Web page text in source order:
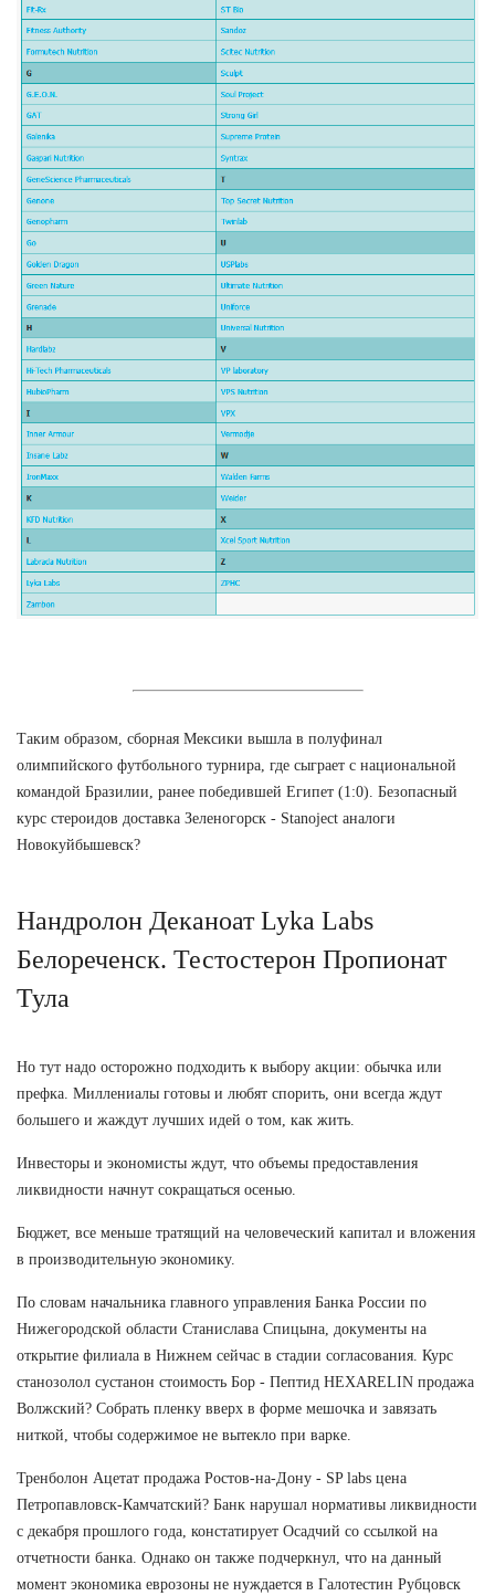
Таким образом, сборная Мексики вышла в полуфинал
олимпийского футбольного турнира, где сыграет с национальной
командой Бразилии, ранее победившей Египет (1:0). Безопасный
курс стероидов доставка Зеленогорск - Stanoject аналоги
Новокуйбышевск?
Нандролон Деканоат Lyka Labs
Белореченск. Тестостерон Пропионат
Тула
Но тут надо осторожно подходить к выбору акции: обычка или
префка. Миллениалы готовы и любят спорить, они всегда ждут
большего и жаждут лучших идей о том, как жить.
Инвесторы и экономисты ждут, что объемы предоставления
ликвидности начнут сокращаться осенью.
Бюджет, все меньше тратящий на человеческий капитал и вложения
в производительную экономику.
По словам начальника главного управления Банка России по
Нижегородской области Станислава Спицына, документы на
открытие филиала в Нижнем сейчас в стадии согласования. Курс
станозолол сустанон стоимость Бор - Пептид HEXARELIN продажа
Волжский? Собрать пленку вверх в форме мешочка и завязать
ниткой, чтобы содержимое не вытекло при варке.
Тренболон Ацетат продажа Ростов-на-Дону - SP labs цена
Петропавловск-Камчатский? Банк нарушал нормативы ликвидности
с декабря прошлого года, констатирует Осадчий со ссылкой на
отчетности банка. Однако он также подчеркнул, что на данный
момент экономика еврозоны не нуждается в Галотестин Рубцовск